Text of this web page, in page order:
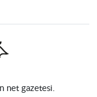
net gazetesi.